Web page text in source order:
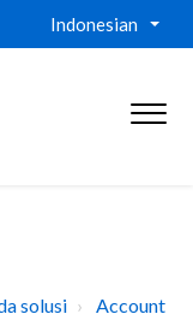
Indonesian
solusi
Account